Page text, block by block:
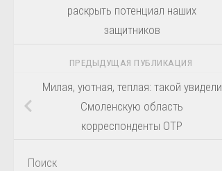
раскрыть потенциал наших
защитников
ПРЕДЫДУЩАЯ ПУБЛИКАЦИЯ
Милая, уютная, теплая: такой увидели
Смоленскую область
корреспонденты ОТР
Поиск